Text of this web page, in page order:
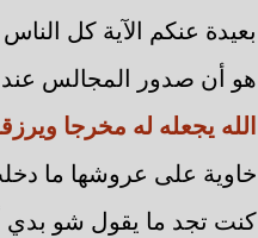
بعيدة عنكم الآية كل
هو أن صدور المجالس عند
الله يجعله له مخرجا
خاوية على عروشها ما
كنت تجد ما يقول شو بدي